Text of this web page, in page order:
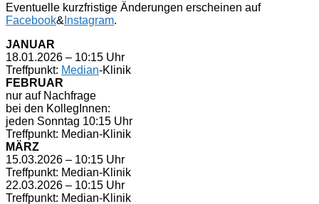
Eventuelle kurzfristige Änderungen erscheinen auf
Facebook& Instagram.
JANUAR
18.01.2026 – 10:15 Uhr
Treffpunkt: Median-Klinik
FEBRUAR
nur auf Nachfrage
bei den KollegInnen:
jeden Sonntag 10:15 Uhr
Treffpunkt: Median-Klinik
MÄRZ
15.03.2026 – 10:15 Uhr
Treffpunkt: Median-Klinik
22.03.2026 – 10:15 Uhr
Treffpunkt: Median-Klinik